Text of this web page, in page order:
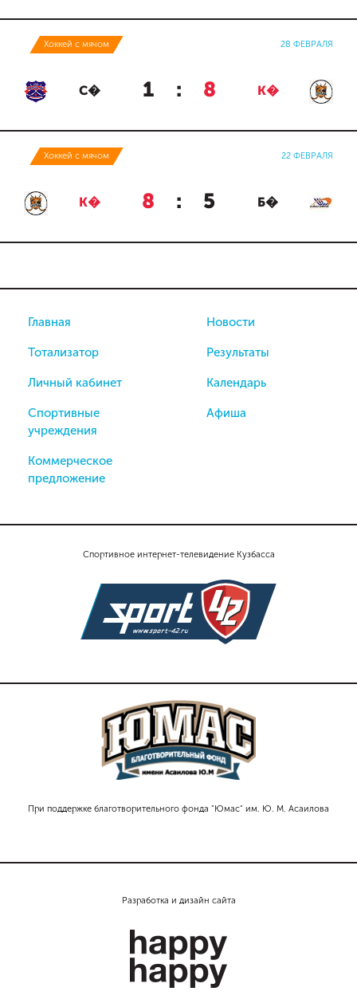
Хоккей с мячом 28 ФЕВРАЛЯ
С� 1 : 8 К�
Хоккей с мячом 22 ФЕВРАЛЯ
К� 8 : 5 Б�
Спортивное интернет-телевидение Кузбасса
При поддержке благотворительного фонда "Юмас" им. Ю. М. Асаилова
Главная
Тотализатор
Личный кабинет
Спортивные
учреждения
Коммерческое
предложение
Новости
Результаты
Календарь
Афиша
Разработка и дизайн сайта